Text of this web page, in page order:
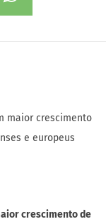
crescimento de